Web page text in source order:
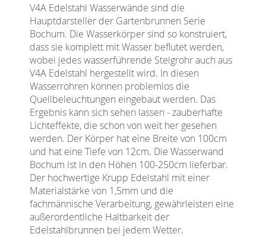
V4A Edelstahl Wasserwände sind die
Hauptdarsteller der Gartenbrunnen Serie
Bochum. Die Wasserkörper sind so konstruiert,
dass sie komplett mit Wasser beflutet werden,
wobei jedes wasserführende Steigrohr auch aus
V4A Edelstahl hergestellt wird. In diesen
Wasserrohren können problemlos die
Quellbeleuchtungen eingebaut werden. Das
Ergebnis kann sich sehen lassen - zauberhafte
Lichteffekte, die schon von weit her gesehen
werden. Der Körper hat eine Breite von 100cm
und hat eine Tiefe von 12cm. Die Wasserwand
Bochum ist in den Höhen 100-250cm lieferbar.
Der hochwertige Krupp Edelstahl mit einer
Materialstärke von 1,5mm und die
fachmännische Verarbeitung, gewährleisten eine
außerordentliche Haltbarkeit der
Edelstahlbrunnen bei jedem Wetter.